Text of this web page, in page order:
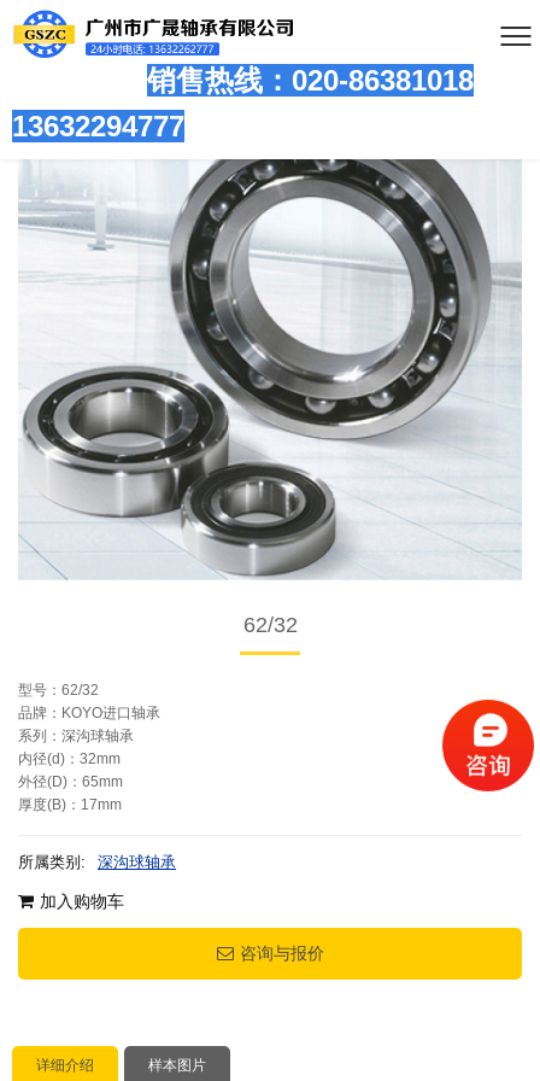
销售热线：020-86381018
13632294777
62/32
型号：62/32
品牌：KOYO进口轴承
系列：深沟球轴承
内径(d)：32mm
外径(D)：65mm
厚度(B)：17mm
所属类别: 深沟球轴承
加入购物车
咨询与报价
详细介绍 样本图片